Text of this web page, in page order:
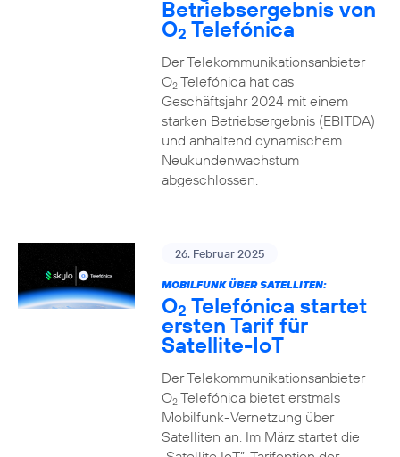
Betriebsergebnis von
O2 Telefónica
Der Telekommunikationsanbieter
O2Telefónica hat das
Geschäftsjahr 2024 mit einem
starken Betriebsergebnis (EBITDA)
und anhaltend dynamischem
Neukundenwachstum
abgeschlossen.
26. Februar 2025
MOBILFUNK ÜBER SATELLITEN:
O2 Telefónica startet
ersten Tarif für
Satellite-IoT
Der Telekommunikationsanbieter
O2Telefónica bietet erstmals
Mobilfunk-Vernetzung über
Satelliten an. Im März startet die